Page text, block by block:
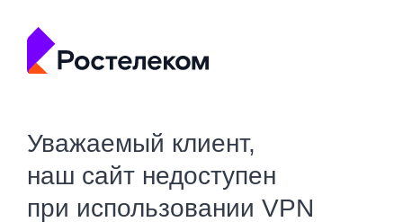
Уважаемый клиент,
наш сайт недоступен
при использовании VPN